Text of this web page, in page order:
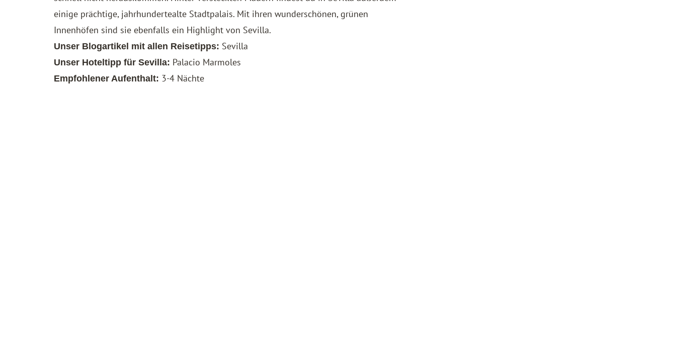
einige prächtige, jahrhundertealte Stadtpalais. Mit ihren wunderschönen, grünen
Innenhöfen sind sie ebenfalls ein Highlight von Sevilla.
Unser Blogartikel mit allen Reisetipps: Sevilla
Unser Hoteltipp für Sevilla: Palacio Marmoles
Empfohlener Aufenthalt: 3-4 Nächte